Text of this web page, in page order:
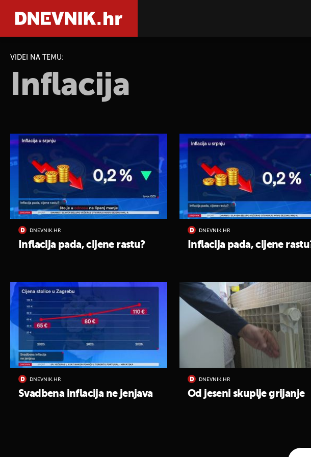
VIDEI NA TEMU:
Inflacija
DNEVNIK.HR
Inflacija pada, cijene rastu?
DNEVNIK.HR
Inflacija pada, cijene
DNEVNIK.HR
Svadbena inflacija ne jenjava
DNEVNIK.HR
Od jeseni skuplje grijanje